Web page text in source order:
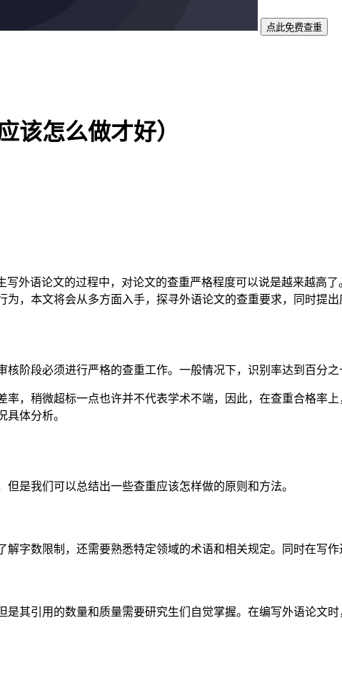
点此免费查重
该怎么做才好）
写外语论文的过程中，对论文的查重严格程度可以说是越来越高
，本文将会从多方面入手，探寻外语论文的查重要求，同时提出
阶段必须进行严格的查重工作。一般情况下，识别率达到百分之
，稍微超标一点也许并不代表学术不端，因此，在查重合格率
体分析。
是我们可以总结出一些查重应该怎样做的原则和方法。
字数限制，还需要熟悉特定领域的术语和相关规定。同时在写
其引用的数量和质量需要研究生们自觉掌握。在编写外语论文